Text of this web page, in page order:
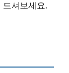
드셔보세요.